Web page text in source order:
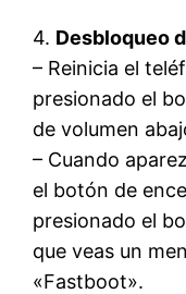
4. Desbloqueo
– Reinicia el
presionado el
de volumen
– Cuando
el botón de
presionado el
que veas un
«Fastboot».